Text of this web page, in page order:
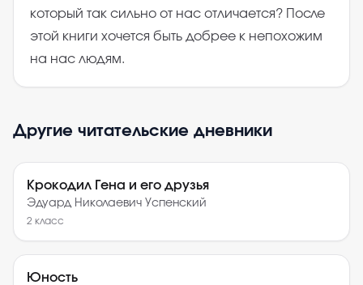
который так сильно от нас отличается? После
этой книги хочется быть добрее к непохожим
на нас людям.
Другие читательские дневники
Крокодил Гена и его друзья
Эдуард Николаевич Успенский
2 класс
Юность